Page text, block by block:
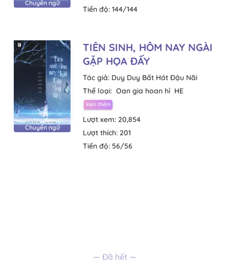
Chuyển ngữ
Tiến độ: 144/144
Chuyển ngữ
TIÊN SINH, HÔM NAY NGÀI
GẶP HỌA ĐẤY
Tác giả: Duy Duy Bất Hát Đậu Nãi
Thể loại: Oan gia hoan hỉ HE
Lượt xem: 20,854
Lượt thích: 201
Tiến độ: 56/56
— Đã hết —